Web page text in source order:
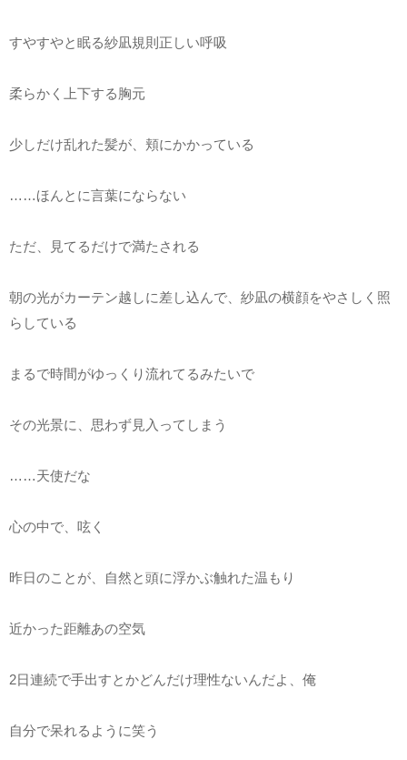
すやすやと眠る紗凪規則正しい呼吸
柔らかく上下する胸元
少しだけ乱れた髪が、頬にかかっている
……ほんとに言葉にならない
ただ、見てるだけで満たされる
朝の光がカーテン越しに差し込んで、紗凪の横顔をやさしく照
らしている
まるで時間がゆっくり流れてるみたいで
その光景に、思わず見入ってしまう
……天使だな
心の中で、呟く
昨日のことが、自然と頭に浮かぶ触れた温もり
近かった距離あの空気
2日連続で手出すとかどんだけ理性ないんだよ、俺
自分で呆れるように笑う